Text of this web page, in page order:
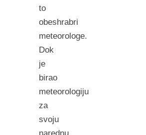
to
obeshrabri
meteorologe.
Dok
je
birao
meteorologiju
za
svoju